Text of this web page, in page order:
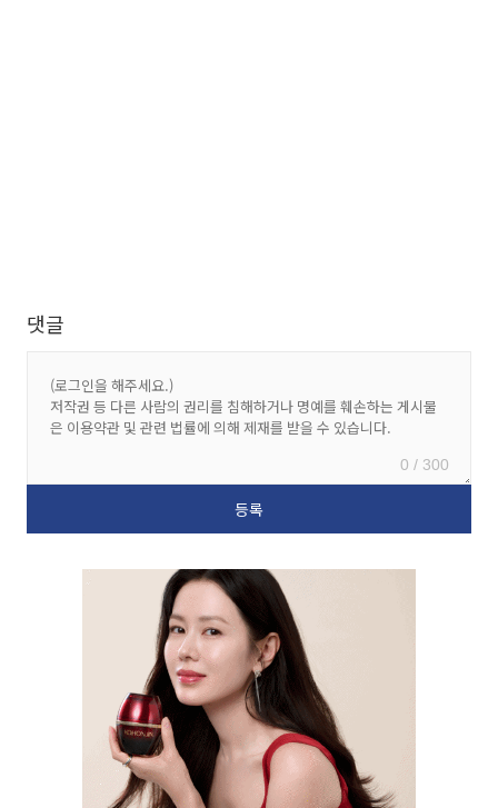
댓글
0 / 300